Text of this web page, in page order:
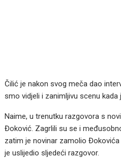
Čilić je nakon svog meča dao
smo vidjeli i zanimljivu scenu kada
Naime, u trenutku razgovora s
Đoković. Zagrlili su se i
zatim je novinar zamolio
je uslijedio sljedeći razgovor.